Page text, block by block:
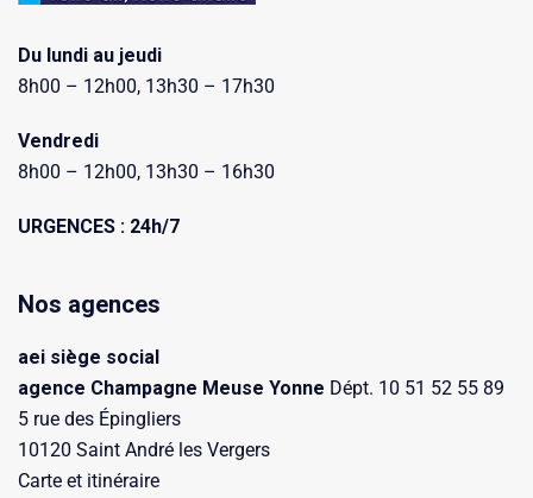
Du lundi au jeudi
8h00 – 12h00, 13h30 – 17h30
Vendredi
8h00 – 12h00, 13h30 – 16h30
URGENCES : 24h/7
Nos agences
aei siège social
agence Champagne Meuse Yonne Dépt. 10 51 52 55 89
5 rue des Épingliers
10120 Saint André les Vergers
Carte et itinéraire